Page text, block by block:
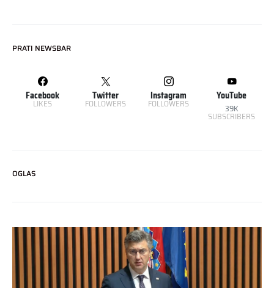
PRATI NEWSBAR
Facebook
LIKES
Twitter
FOLLOWERS
Instagram
FOLLOWERS
YouTube
39K
SUBSCRIBERS
OGLAS